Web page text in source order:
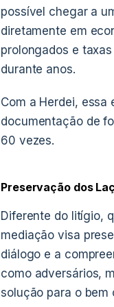
possível chegar a
diretamente em
prolongados e
durante anos.
Com a Herdei,
documentação de
60 vezes.
Preservação dos
Diferente do litígio,
mediação visa
diálogo e a
como adversários,
solução para o bem